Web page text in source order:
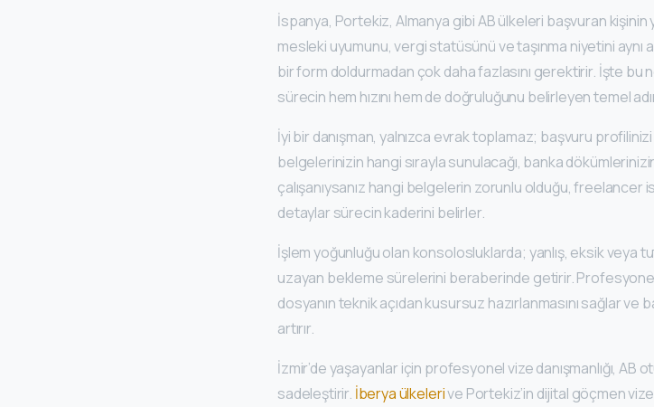
İspanya, Portekiz, Almanya gibi AB ülkeleri başvuran kişinin
mesleki uyumunu, vergi statüsünü ve taşınma niyetini
bir form doldurmadan çok daha fazlasını gerektirir. İşte bu
sürecin hem hızını hem de doğruluğunu belirleyen temel
İyi bir danışman, yalnızca evrak toplamaz; başvuru
belgelerinizin hangi sırayla sunulacağı, banka
çalışanıysanız hangi belgelerin zorunlu olduğu,
detaylar sürecin kaderini belirler.
İşlem yoğunluğu olan konsolosluklarda; yanlış, eksik veya
uzayan bekleme sürelerini beraberinde getirir. Profesyonel
dosyanın teknik açıdan kusursuz hazırlanmasını sağlar
artırır.
İzmir’de yaşayanlar için profesyonel vize danışmanlığı, AB
sadeleştirir. İberya ülkelerive Portekiz’in dijital göçmen